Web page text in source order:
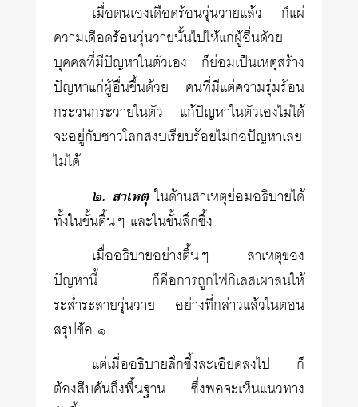
เมื่อตนเองเดือดร้อนวุ่นวายแล้ว ก็แผ่
ความเดือดร้อนวุ่นวายนั้นไปให้แก่ผู้อื่นด้วย
บุคคลที่มีปัญหาในตัวเอง ก็ย่อมเป็นเหตุสร้าง
ปัญหาแก่ผู้อื่นขึ้นด้วย คนที่มีแต่ความรุ่มร้อน
กระวนกระวายในตัว แก้ปัญหาในตัวเองไม่ได้
จะอยู่กับชาวโลกสงบเรียบร้อยไม่ก่อปัญหาเลย
ไม่ได้
๒. สาเหตุในด้านสาเหตุย่อมอธิบายได้
ทั้งในขั้นตื้นๆ และในขั้นลึกซึ้ง
เมื่ออธิบายอย่างตื้นๆ สาเหตุของ
ปัญหานี้ ก็คือการถูกไฟกิเลสเผาลนให้
ระส่ำระสายวุ่นวาย อย่างที่กล่าวแล้วในตอน
สรุปข้อ ๑
แต่เมื่ออธิบายลึกซึ้งละเอียดลงไป ก็
ต้องสืบค้นถึงพื้นฐาน ซึ่งพอจะเห็นแนวทาง